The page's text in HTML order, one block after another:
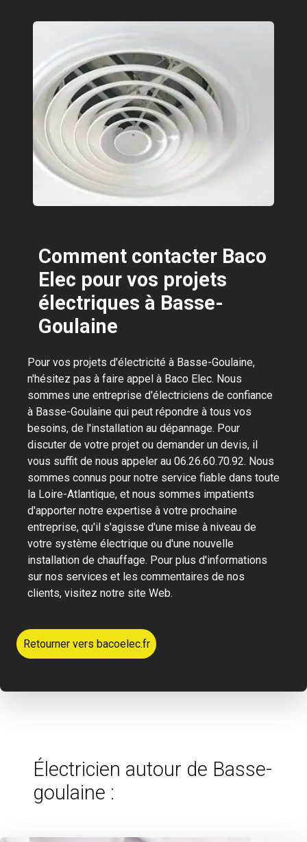
Comment contacter Baco
Elec pour vos projets
électriques à Basse-
Goulaine
Pour vos projets d'électricité à Basse-Goulaine,
n'hésitez pas à faire appel à Baco Elec. Nous
sommes une entreprise d'électriciens de confiance
à Basse-Goulaine qui peut répondre à tous vos
besoins, de l'installation au dépannage. Pour
discuter de votre projet ou demander un devis, il
vous suffit de nous appeler au 06.26.60.70.92. Nous
sommes connus pour notre service fiable dans toute
la Loire-Atlantique, et nous sommes impatients
d'apporter notre expertise à votre prochaine
entreprise, qu'il s'agisse d'une mise à niveau de
votre système électrique ou d'une nouvelle
installation de chauffage. Pour plus d'informations
sur nos services et les commentaires de nos
clients, visitez notre site Web.
Retourner vers bacoelec.fr
Électricien autour de Basse-
goulaine :